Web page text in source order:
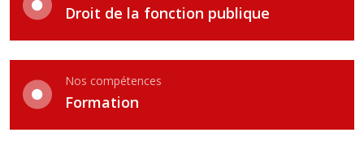
Droit de la fonction publique
Nos compétences
Formation